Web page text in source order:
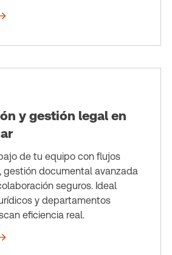
y gestión legal en
de tu equipo con flujos
gestión documental avanzada
seguros. Ideal
y departamentos
eficiencia real.